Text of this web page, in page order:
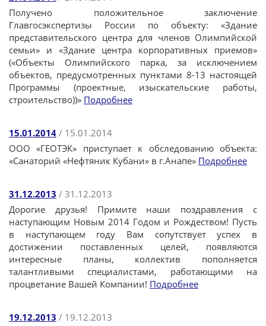
Получено положительное заключение
Главгосэкспертизы России по объекту: «Здание
представительского центра для членов Олимпийской
семьи» и «Здание центра корпоративных приемов»
(«Объекты Олимпийского парка, за исключением
объектов, предусмотренных пунктами 8-13 настоящей
Программы (проектные, изыскательские работы,
строительство))» Подробнее
15.01.2014 / 15.01.2014
ООО «ГЕОТЭК» приступает к обследованию объекта:
«Санаторий «Нефтяник Кубани» в г.Анапе» Подробнее
31.12.2013 / 31.12.2013
Дорогие друзья! Примите наши поздравления с
наступающим Новым 2014 Годом и Рождеством! Пусть
в наступающем году Вам сопутствует успех в
достижении поставленных целей, появляются
интересные планы, коллектив пополняется
талантливыми специалистами, работающими на
процветание Вашей Компании! Подробнее
19.12.2013 / 19.12.2013